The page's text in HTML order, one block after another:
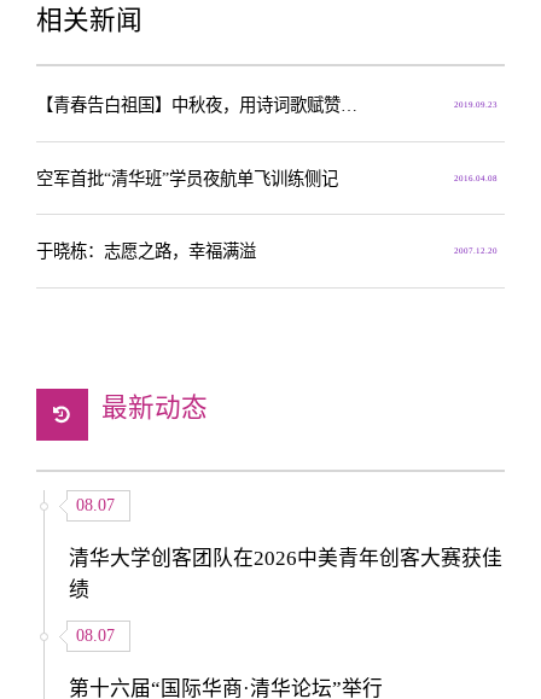
相关新闻
2019.09.23
2016.04.08
空军首批“清华班”学员夜航单飞训练侧记
2007.12.20
于晓栋：志愿之路，幸福满溢
最新动态
08.07
清华大学创客团队在2026中美青年创客大赛获佳
绩
08.07
第十六届“国际华商·清华论坛”举行